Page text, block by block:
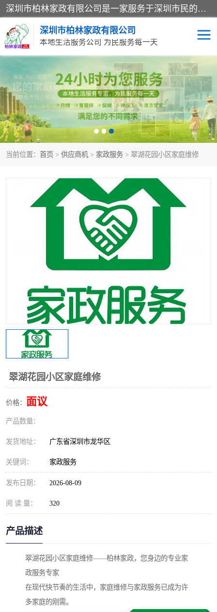
深圳市柏林家政有限公司是一家服务于深圳市民的专业家政公司。致力于为客户提供高质量、多维度的家庭服务，包括养老、母婴、月嫂育婴早教、康复理疗、家电清洗和保洁等方面的专业服务。
深圳市柏林家政有限公司
本地生活服务公司 为民服务每一天
当前位置： 首页 > 供应商机 > 家政服务 > 翠湖花园小区家庭维修
翠湖花园小区家庭维修
价格： 面议
产品数量：
发货地址： 广东省深圳市龙华区
关键词： 家政服务
发布日期： 2026-08-09
阅 读 量： 320
产品描述
翠湖花园小区家庭维修——柏林家政，您身边的专业家
政服务专家
在现代快节奏的生活中，家庭维修与家政服务已成为许
多家庭的刚需。
家居保洁 护工月嫂
家庭保姆 家政服务